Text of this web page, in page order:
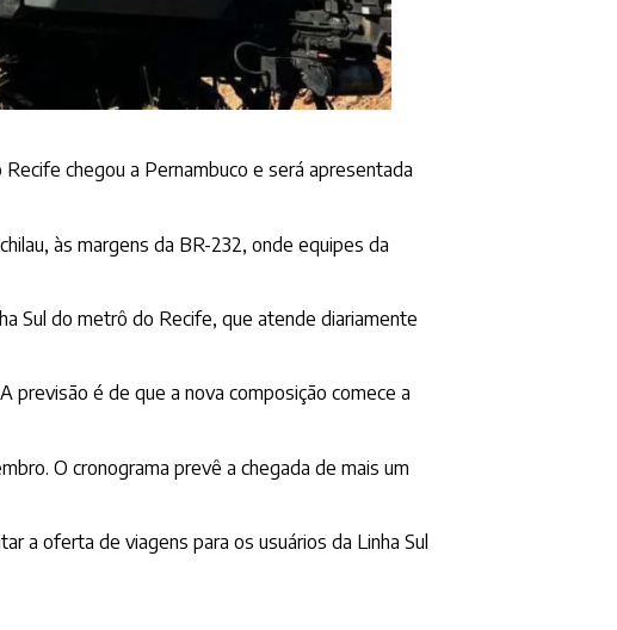
chegou a Pernambuco e será apresentada
às margens da BR-232, onde equipes da
Sul do metrô do Recife, que atende diariamente
previsão é de que a nova composição comece a
O cronograma prevê a chegada de mais um
a oferta de viagens para os usuários da Linha Sul